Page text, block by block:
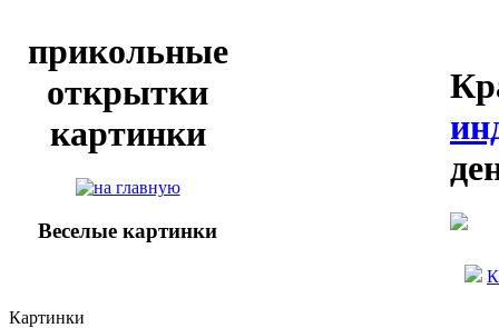
прикольные
открытки
картинки
Веселые картинки
Картинки